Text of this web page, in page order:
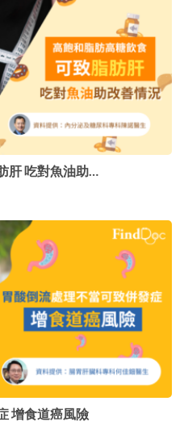
肝 吃對魚油助…
增食道癌風險